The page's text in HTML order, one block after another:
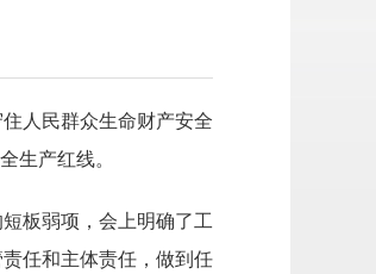
人民群众生命财产安全
生产红线。
板弱项，会上明确了工
任和主体责任，做到任